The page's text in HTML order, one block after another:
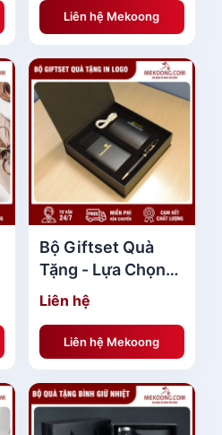
Liên hệ Mekoong
Bộ Giftset Quà
Tặng - Lựa Chọn
Tuyệt Vời Cho Mọi
Dịp Lễ
Liên hệ
Liên hệ Mekoong